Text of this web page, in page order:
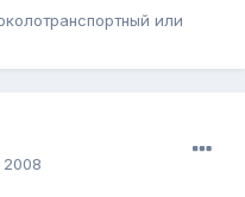
или
2008